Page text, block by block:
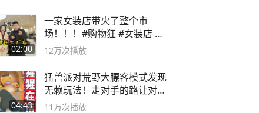
02:00
一家女装店带火了整个市
场！！！#购物狂 #女装店 #
高品质女装
12万次播放
04:43
猛兽派对荒野大膘客模式发现
无赖玩法！走对手的路让对手
无路可走
11万次播放